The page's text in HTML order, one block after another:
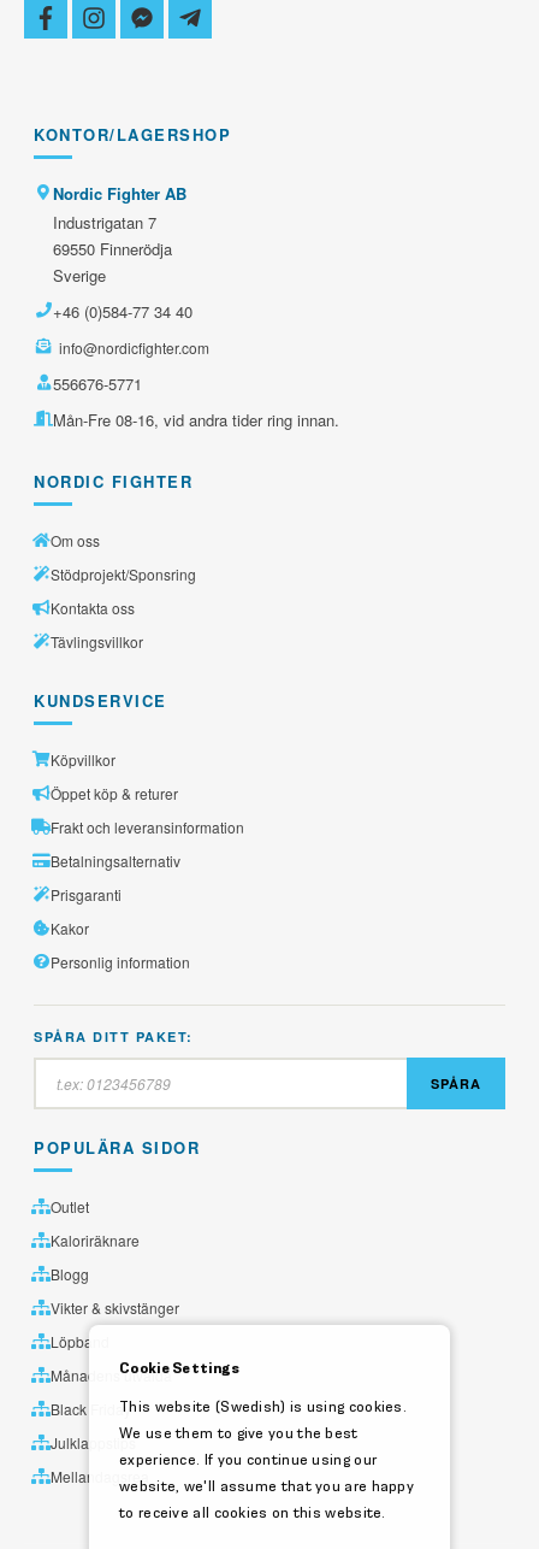
facebookinstagram
facebook-
messenger
telegram-
plane
KONTOR/LAGERSHOP
Nordic Fighter AB
Industrigatan 7
69550 Finnerödja
Sverige
+46 (0)584-77 34 40
info@nordicfighter.com
556676-5771
Mån-Fre 08-16, vid andra tider ring innan.
NORDIC FIGHTER
Om oss
Stödprojekt/Sponsring
Kontakta oss
Tävlingsvillkor
KUNDSERVICE
Köpvillkor
Öppet köp & returer
Frakt och leveransinformation
Betalningsalternativ
Prisgaranti
Kakor
Personlig information
SPÅRA DITT PAKET:
SPÅRA
POPULÄRA SIDOR
Outlet
Kaloriräknare
Blogg
Vikter & skivstänger
Löpband
Månadens utvalda
Black Friday
Julklappstips
Mellandagsrea
Cookie Settings
This website (Swedish) is using cookies.
We use them to give you the best
experience. If you continue using our
website, we'll assume that you are happy
to receive all cookies on this website.